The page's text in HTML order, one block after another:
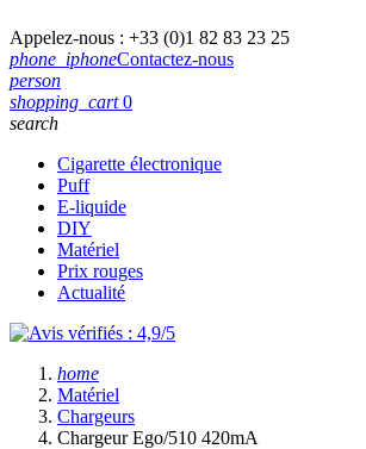
Appelez-nous : +33 (0)1 82 83 23 25
phone_iphoneContactez-nous
person
shopping_cart 0
search
Cigarette électronique
Puff
E-liquide
DIY
Matériel
Prix rouges
Actualité
home
Matériel
Chargeurs
Chargeur Ego/510 420mA